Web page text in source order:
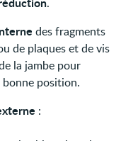
des fragments
de plaques et de vis
la jambe pour
bonne position.
: